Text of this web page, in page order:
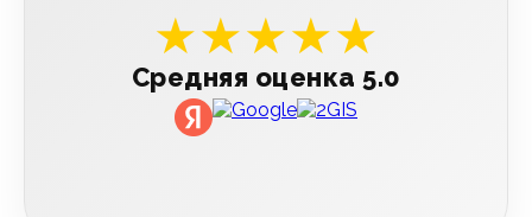
★★★★★
Средняя оценка 5.0